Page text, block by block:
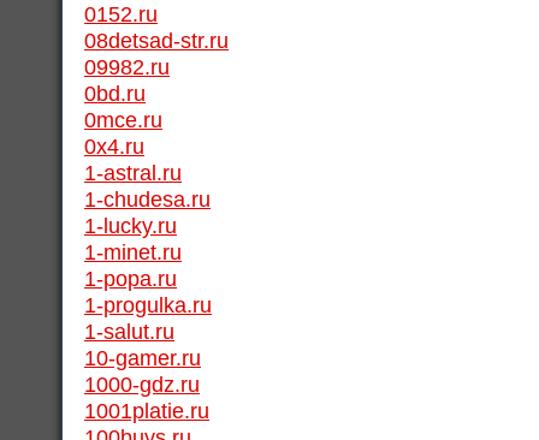
0152.ru
08detsad-str.ru
09982.ru
0bd.ru
0mce.ru
0x4.ru
1-astral.ru
1-chudesa.ru
1-lucky.ru
1-minet.ru
1-popa.ru
1-progulka.ru
1-salut.ru
10-gamer.ru
1000-gdz.ru
1001platie.ru